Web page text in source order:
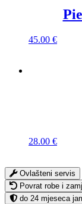
45.00 €
28.00 €
Ovlašteni servis
Povrat robe i
do 24 mjeseca